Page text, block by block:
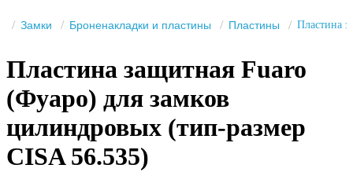
Замки Броненакладки и пластины Пластины Пластина
Пластина защитная Fuaro
(Фуаро) для замков
цилиндровых (тип-размер
CISA 56.535)